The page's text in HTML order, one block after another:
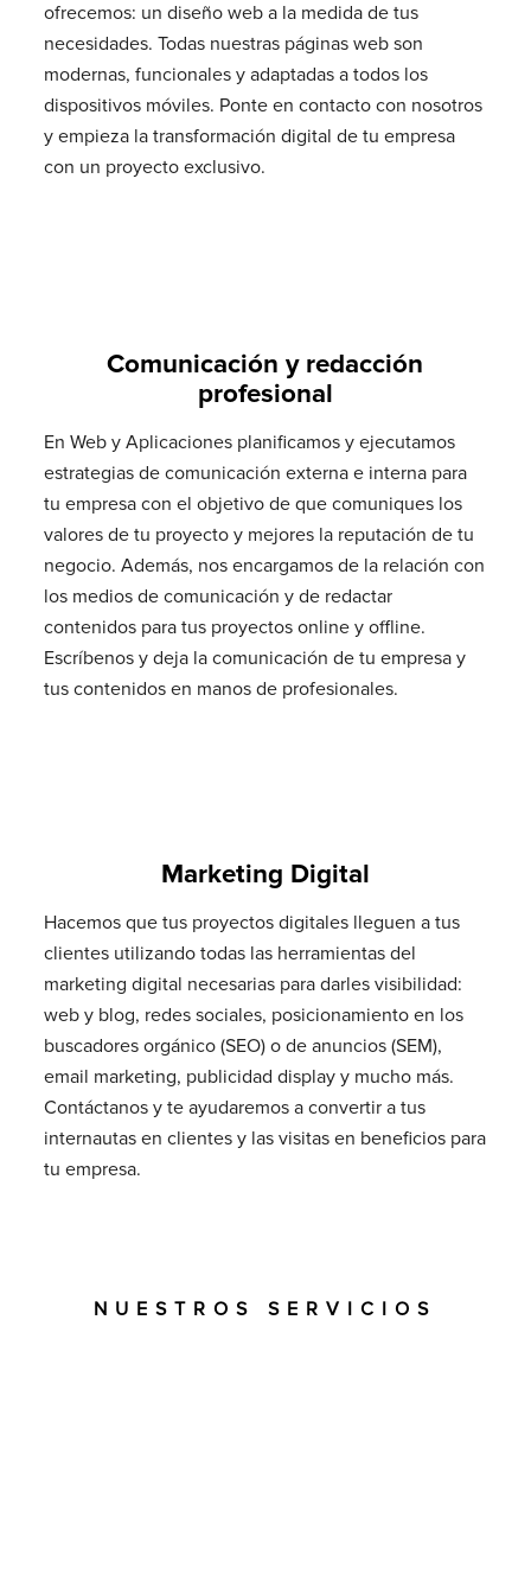
ofrecemos: un diseño web a la medida de tus
necesidades. Todas nuestras páginas web son
modernas, funcionales y adaptadas a todos los
dispositivos móviles. Ponte en contacto con nosotros
y empieza la transformación digital de tu empresa
con un proyecto exclusivo.
Comunicación y redacción
profesional
En Web y Aplicaciones planificamos y ejecutamos
estrategias de comunicación externa e interna para
tu empresa con el objetivo de que comuniques los
valores de tu proyecto y mejores la reputación de tu
negocio. Además, nos encargamos de la relación con
los medios de comunicación y de redactar
contenidos para tus proyectos online y offline.
Escríbenos y deja la comunicación de tu empresa y
tus contenidos en manos de profesionales.
Marketing Digital
Hacemos que tus proyectos digitales lleguen a tus
clientes utilizando todas las herramientas del
marketing digital necesarias para darles visibilidad:
web y blog, redes sociales, posicionamiento en los
buscadores orgánico (SEO) o de anuncios (SEM),
email marketing, publicidad display y mucho más.
Contáctanos y te ayudaremos a convertir a tus
internautas en clientes y las visitas en beneficios para
tu empresa.
NUESTROS SERVICIOS